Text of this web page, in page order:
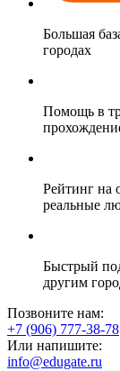
Большая
городах
Помощь в
Рейтинг на
реальные
Быстрый
другим
Позвоните нам:
+7 (906) 777-38-78
Или напишите:
info@edugate.ru